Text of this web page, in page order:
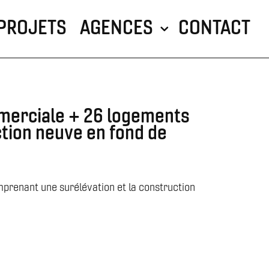
AGENCES CONTACT
+ 26 logements
neuve en fond de
une surélévation et la construction